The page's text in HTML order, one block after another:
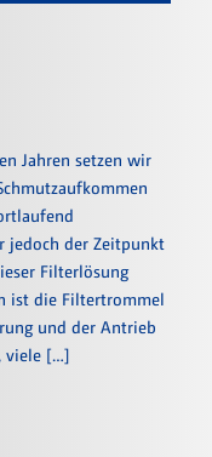
Jahren setzen wir
jedoch der Zeitpunkt
Filterlösung
ist die Filtertrommel
und der Antrieb
viele […]